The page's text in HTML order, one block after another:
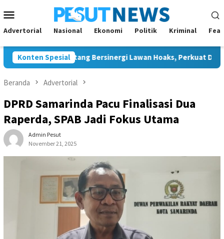
ke
kontenMobile
Advertorial Nasional Ekonomi Politik Kriminal
Konten Spesial
JMSI Bontang Bersinergi Lawan Hoaks, Perkuat Demokrasi
Beranda Advertorial
DPRD Samarinda Pacu Finalisasi Dua
Raperda, SPAB Jadi Fokus Utama
Admin Pesut
November 21, 2025